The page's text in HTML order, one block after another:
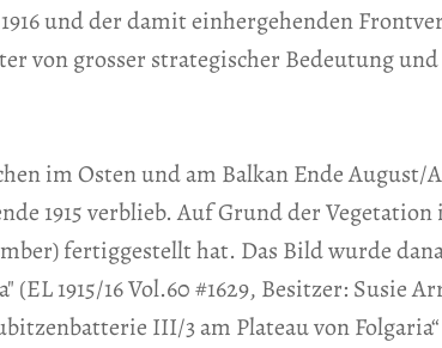
und der damit einhergehenden
von grosser strategischer Bedeutung und
im Osten und am Balkan Ende
1915 verblieb. Auf Grund der
fertiggestellt hat. Das Bild wurde
1915/16 Vol.60 #1629, Besitzer: Susie
III/3 am Plateau von Folgaria“